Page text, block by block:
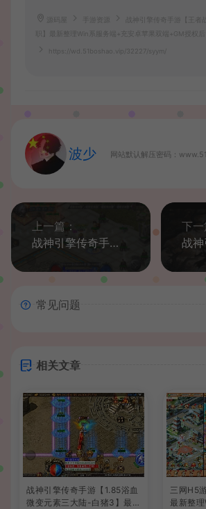
手游资源
战神引擎传奇手游【王者
职】最新整理Win系服务端+充安卓苹果双端+GM授权后
https://wd.51boshao.vip/32227/syym/
波少 网站默认解压密码：
上一篇：
战神引擎传奇手游【斩天泯灭火龙第二版三职业四大陆白猪3.0】最新整理Win系服务端+充安卓苹果双端+GM授权后台+详细搭建教程
下一
常见问题
相关文章
战神引擎传奇手游【1.85浴血
微变元素三大陆-白猪3】最新
三网H5
最新整